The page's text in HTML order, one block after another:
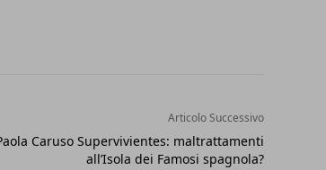
Articolo Successivo
Caruso Supervivientes: maltrattamenti
all’Isola dei Famosi spagnola?